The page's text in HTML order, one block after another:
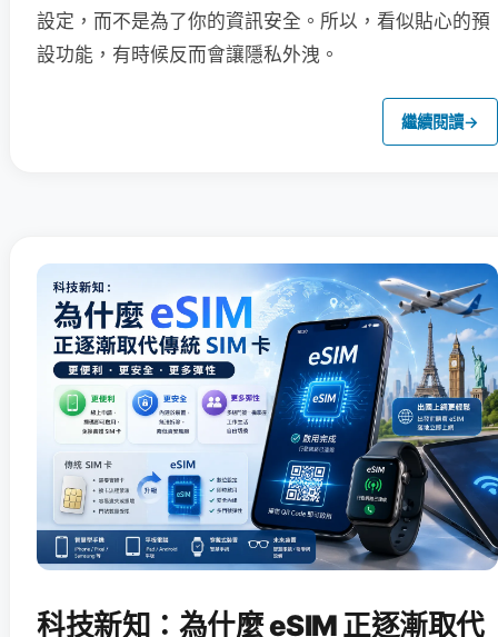
設定，而不是為了你的資訊安全。所以，看似貼心的預
設功能，有時候反而會讓隱私外洩。
繼續閱讀→
科技新知：為什麼 eSIM 正逐漸取代